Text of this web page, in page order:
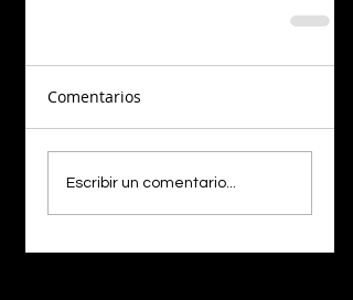
Comentarios
Escribir un comentario...